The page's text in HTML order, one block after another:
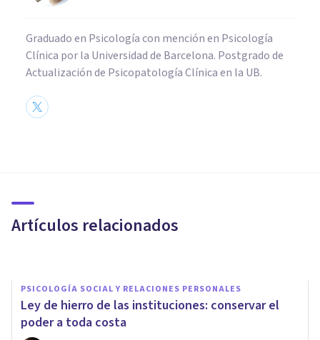
Graduado en Psicología con mención en Psicología
Clínica por la Universidad de Barcelona. Postgrado de
Actualización de Psicopatología Clínica en la UB.
Artículos relacionados
buena primera impresión
PSICOLOGÍA SOCIAL Y RELACIONES PERSONALES
Ley de hierro de las instituciones: conservar el
poder a toda costa